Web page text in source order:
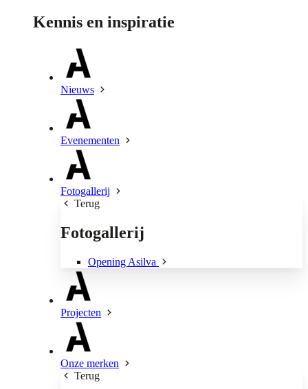
Kennis en inspiratie
Nieuws
Evenementen
Fotogallerij
Terug
Fotogallerij
Opening Asilva
Projecten
Onze merken
Terug